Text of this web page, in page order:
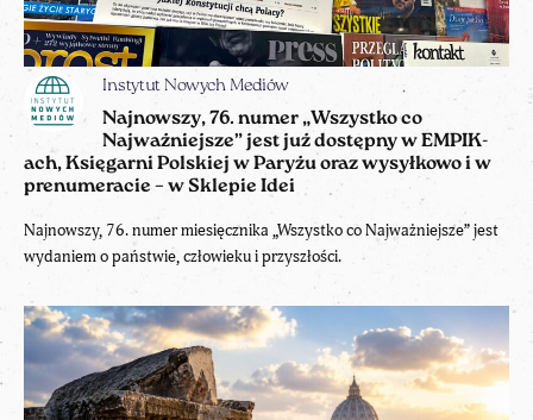
Instytut Nowych Mediów
Najnowszy, 76. numer „Wszystko co
Najważniejsze” jest już dostępny w EMPIK-
ach, Księgarni Polskiej w Paryżu oraz wysyłkowo i w
prenumeracie – w Sklepie Idei
Najnowszy, 76. numer miesięcznika „Wszystko co Najważniejsze” jest
wydaniem o państwie, człowieku i przyszłości.